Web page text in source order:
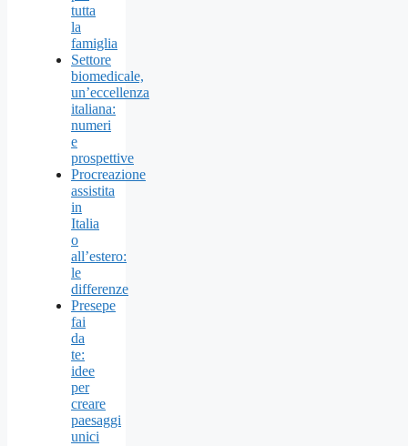
tutta
la
famiglia
Settore
biomedicale,
un’eccellenza
italiana:
numeri
e
prospettive
Procreazione
assistita
in
Italia
o
all’estero:
le
differenze
Presepe
fai
da
te:
idee
per
creare
paesaggi
unici